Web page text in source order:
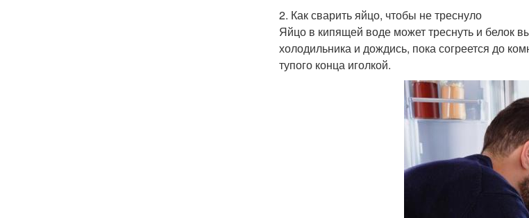
2. Как сварить яйцо, чтобы не треснуло
Яйцо в кипящей воде может треснуть и белок
холодильника и дождись, пока согреется до
тупого конца иголкой.